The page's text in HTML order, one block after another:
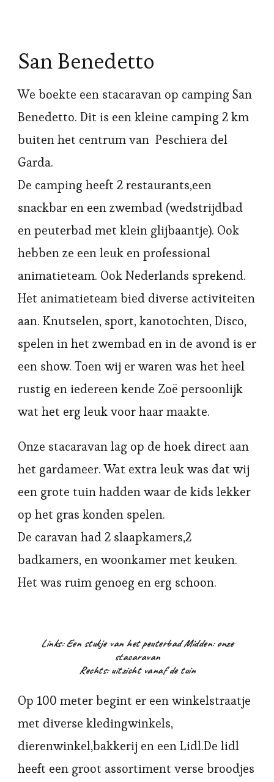
San Benedetto
We boekte een stacaravan op camping San
Benedetto. Dit is een kleine camping 2 km
buiten het centrum van Peschiera del
Garda.
De camping heeft 2 restaurants,een
snackbar en een zwembad (wedstrijdbad
en peuterbad met klein glijbaantje). Ook
hebben ze een leuk en professional
animatieteam. Ook Nederlands sprekend.
Het animatieteam bied diverse activiteiten
aan. Knutselen, sport, kanotochten, Disco,
spelen in het zwembad en in de avond is er
een show. Toen wij er waren was het heel
rustig en iedereen kende Zoë persoonlijk
wat het erg leuk voor haar maakte.
Onze stacaravan lag op de hoek direct aan
het gardameer. Wat extra leuk was dat wij
een grote tuin hadden waar de kids lekker
op het gras konden spelen.
De caravan had 2 slaapkamers,2
badkamers, en woonkamer met keuken.
Het was ruim genoeg en erg schoon.
Links: Een stukje van het peuterbadMidden: onze
stacaravan
Rechts: uitzicht vanaf de tuin
Op 100 meter begint er een winkelstraatje
met diverse kledingwinkels,
dierenwinkel,bakkerij en een Lidl.De lidl
heeft een groot assortiment verse broodjes